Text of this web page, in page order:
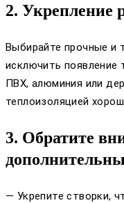
2. Укрепление
Выбирайте прочные и
исключить появление
ПВХ, алюминия или
теплоизоляцией
3. Обратите
— Укрепите створки,